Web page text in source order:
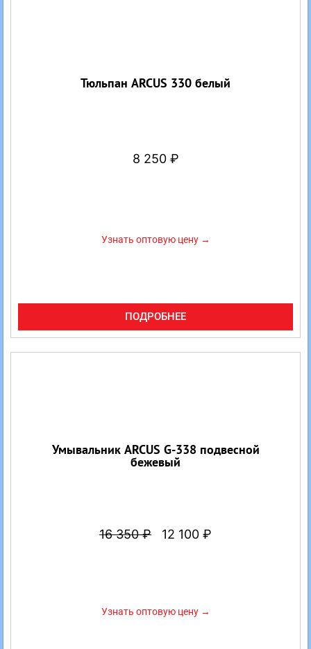
Тюльпан ARCUS 330 белый
8 250 ₽
Узнать оптовую цену →
ПОДРОБНЕЕ
Умывальник ARCUS G-338 подвесной
бежевый
16 350₽ 12 100 ₽
Узнать оптовую цену →